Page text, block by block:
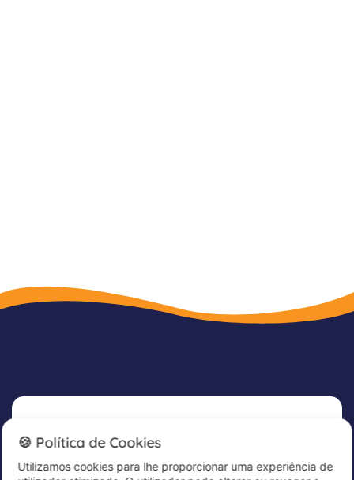
Newsletter
Subscreva já a nossa newsletter para receber
🍪 Política de Cookies
Utilizamos cookies para lhe proporcionar uma experiência de